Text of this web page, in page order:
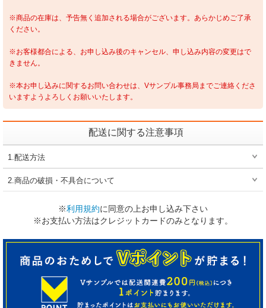
※商品の在庫は、予告無く追加される場合がございます。あらかじめご了承
ください。
※お客様都合による、お申し込み後のキャンセル、申し込み内容の変更はで
きません。
※本お申し込みに関するお問い合わせは、Vサンプル事務局までご連絡くださ
いますようよろしくお願いいたします。
配送に関する注意事項
1.配送方法
2.商品の破損・不具合について
※利用規約に同意の上お申し込み下さい
※お支払い方法はクレジットカードのみとなります。